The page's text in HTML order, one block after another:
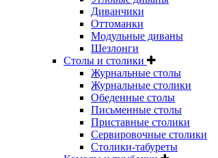
Диванчики
Оттоманки
Модульные диваны
Шезлонги
Столы и столики
Журнальные столы
Журнальные столики
Обеденные столы
Письменные столы
Приставные столики
Сервировочные столики
Столики-табуреты